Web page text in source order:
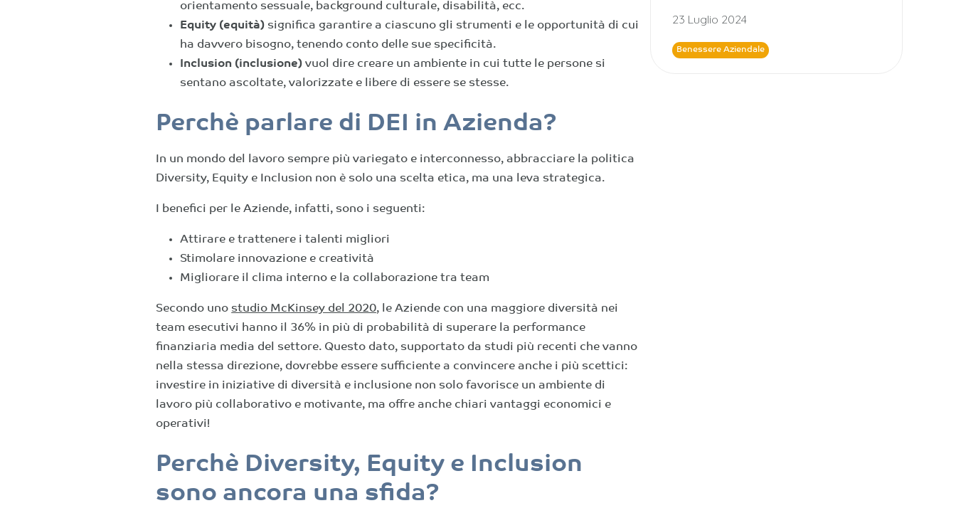
orientamento sessuale, background culturale, disabilità, ecc.
Equity (equità) significa garantire a ciascuno gli strumenti e le opportunità di cui
ha davvero bisogno, tenendo conto delle sue specificità.
Inclusion (inclusione) vuol dire creare un ambiente in cui tutte le persone si
sentano ascoltate, valorizzate e libere di essere se stesse.
Perchè parlare di DEI in Azienda?
In un mondo del lavoro sempre più variegato e interconnesso, abbracciare la politica
Diversity, Equity e Inclusion non è solo una scelta etica, ma una leva strategica.
I benefici per le Aziende, infatti, sono i seguenti:
Attirare e trattenere i talenti migliori
Stimolare innovazione e creatività
Migliorare il clima interno e la collaborazione tra team
Secondo uno studio McKinsey del 2020, le Aziende con una maggiore diversità nei
team esecutivi hanno il 36% in più di probabilità di superare la performance
finanziaria media del settore. Questo dato, supportato da studi più recenti che vanno
nella stessa direzione, dovrebbe essere sufficiente a convincere anche i più scettici:
investire in iniziative di diversità e inclusione non solo favorisce un ambiente di
lavoro più collaborativo e motivante, ma offre anche chiari vantaggi economici e
operativi!
Perchè Diversity, Equity e Inclusion
sono ancora una sfida?
23 Luglio 2024
Benessere Aziendale